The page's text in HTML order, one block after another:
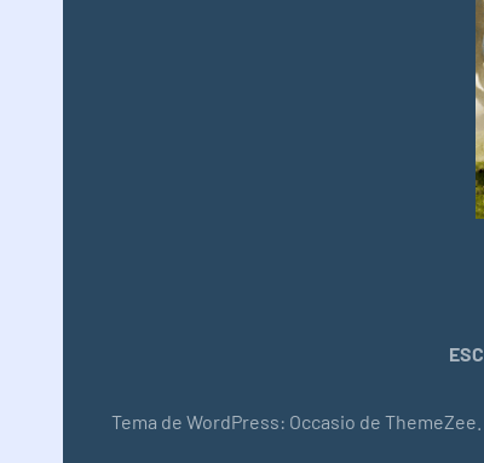
Tema de WordPress: Occasio de ThemeZee.